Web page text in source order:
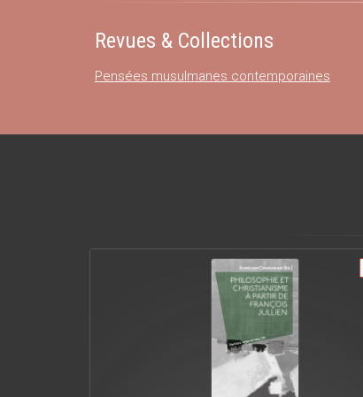
Revues & Collections
Pensées musulmanes contemporaines